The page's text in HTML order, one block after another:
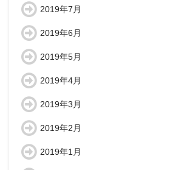
2019年7月
2019年6月
2019年5月
2019年4月
2019年3月
2019年2月
2019年1月